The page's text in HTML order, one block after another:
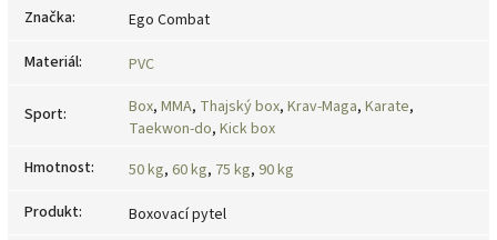
Značka:
Ego Combat
Materiál: PVC
Sport: Box, MMA, Thajský box, Krav-Maga, Karate,
Taekwon-do, Kick box
Hmotnost: 50 kg, 60 kg, 75 kg, 90 kg
Produkt:
Boxovací pytel